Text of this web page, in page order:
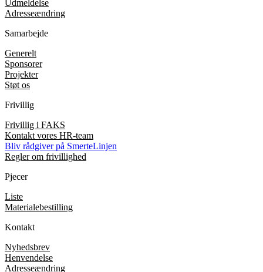
Udmeldelse
Adresseændring
Samarbejde
Generelt
Sponsorer
Projekter
Støt os
Frivillig
Frivillig i FAKS
Kontakt vores HR-team
Bliv rådgiver på SmerteLinjen
Regler om frivillighed
Pjecer
Liste
Materialebestilling
Kontakt
Nyhedsbrev
Henvendelse
Adresseændring